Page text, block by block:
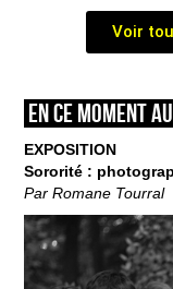
Voir
En ce moment
EXPOSITION
Sororité :
Par Romane Tourral